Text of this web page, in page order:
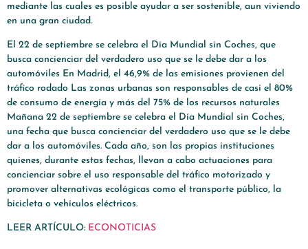
mediante las cuales es posible ayudar a ser sostenible, aun viviendo
en una gran ciudad.
El 22 de septiembre se celebra el Día Mundial sin Coches, que
busca concienciar del verdadero uso que se le debe dar a los
automóviles En Madrid, el 46,9% de las emisiones provienen del
tráfico rodado Las zonas urbanas son responsables de casi el 80%
de consumo de energía y más del 75% de los recursos naturales
Mañana 22 de septiembre se celebra el Día Mundial sin Coches,
una fecha que busca concienciar del verdadero uso que se le debe
dar a los automóviles. Cada año, son las propias instituciones
quienes, durante estas fechas, llevan a cabo actuaciones para
concienciar sobre el uso responsable del tráfico motorizado y
promover alternativas ecológicas como el transporte público, la
bicicleta o vehículos eléctricos.
LEER ARTÍCULO: ECONOTICIAS